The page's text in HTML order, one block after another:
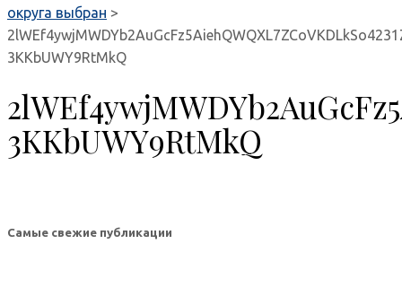
округа выбран >
3KKbUWY9RtMkQ
3KKbUWY9RtMkQ
Самые свежие публикации